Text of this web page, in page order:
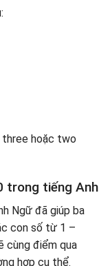
three hoặc two
trong tiếng Anh
Ngữ đã giúp ba
con số từ 1 –
cùng điểm qua
hợp cụ thể.